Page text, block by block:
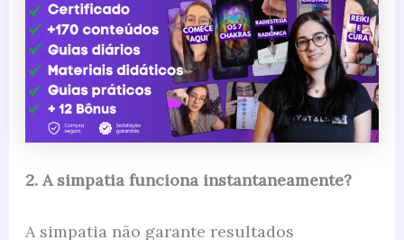
2. A simpatia funciona instantaneamente?
A simpatia não garante resultados